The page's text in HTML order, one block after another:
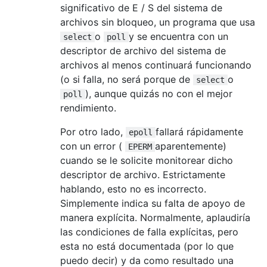
significativo de E / S del sistema de
archivos sin bloqueo, un programa que usa
select o poll y se encuentra con un
descriptor de archivo del sistema de
archivos al menos continuará funcionando
(o si falla, no será porque de
select o
poll ), aunque quizás no con el mejor
rendimiento.
Por otro lado,
epoll fallará rápidamente
con un error (
EPERM aparentemente)
cuando se le solicite monitorear dicho
descriptor de archivo. Estrictamente
hablando, esto no es incorrecto.
Simplemente indica su falta de apoyo de
manera explícita. Normalmente, aplaudiría
las condiciones de falla explícitas, pero
esta no está documentada (por lo que
puedo decir) y da como resultado una